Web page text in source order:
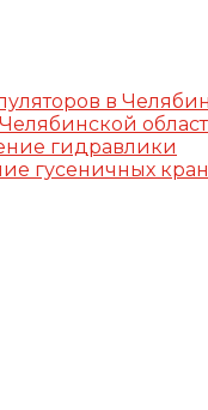
в
гидравлики
гусеничных